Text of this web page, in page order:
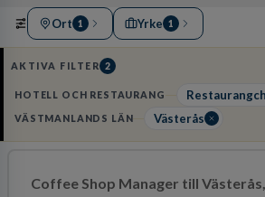
Ort 1 Yrke 1
AKTIVA FILTER 2
HOTELL OCH RESTAURANG
VÄSTMANLANDS LÄN Västerås
Coffee Shop Manager till